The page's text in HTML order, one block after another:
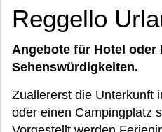
Reggello
Angebote für Hotel oder
Sehenswürdigkeiten.
Zuallererst die Unterkunft
oder einen Campingplatz